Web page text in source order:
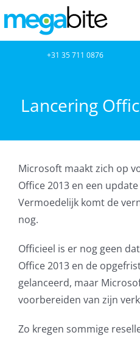
naar
inhoud
Cloud Computing
VOIP
Microsoft NCE
AVG
Office365
+31 35 711 0876
Lancering
Microsoft maakt zich op
Office 2013 en een
Vermoedelijk komt de
nog.
Officieel is er nog geen
Office 2013 en de
gelanceerd, maar
voorbereiden van zijn
Zo kregen sommige